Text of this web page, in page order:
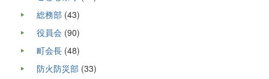
総務部 (43)
役員会 (90)
町会長 (48)
防火防災部 (33)